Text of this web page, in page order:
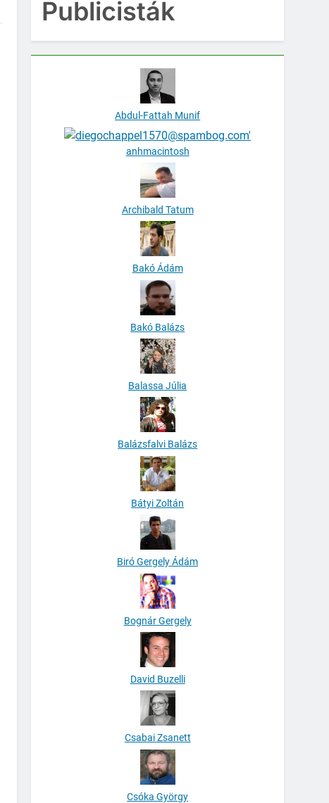
Publicisták
Abdul-Fattah Munif
anhmacintosh
Archibald Tatum
Bakó Ádám
Bakó Balázs
Balassa Júlia
Balázsfalvi Balázs
Bátyi Zoltán
Biró Gergely Ádám
Bognár Gergely
David Buzelli
Csabai Zsanett
Csóka György